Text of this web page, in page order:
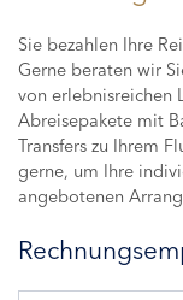
Sie bezahlen Ihre
Gerne beraten wir
von erlebnisreichen
Abreisepakete mit
Transfers zu Ihrem
gerne, um Ihre
angebotenen